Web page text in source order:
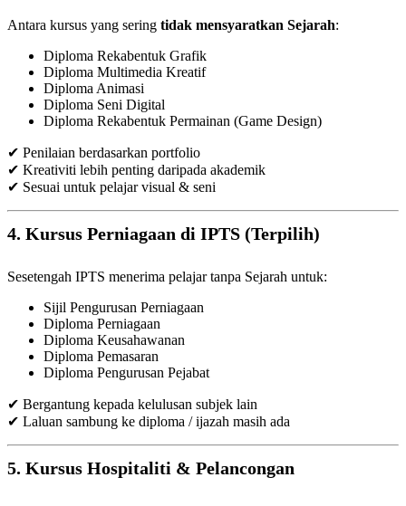
Antara kursus yang sering tidak mensyaratkan Sejarah:
Diploma Rekabentuk Grafik
Diploma Multimedia Kreatif
Diploma Animasi
Diploma Seni Digital
Diploma Rekabentuk Permainan (Game Design)
✔ Penilaian berdasarkan portfolio
✔ Kreativiti lebih penting daripada akademik
✔ Sesuai untuk pelajar visual & seni
4. Kursus Perniagaan di IPTS (Terpilih)
Sesetengah IPTS menerima pelajar tanpa Sejarah untuk:
Sijil Pengurusan Perniagaan
Diploma Perniagaan
Diploma Keusahawanan
Diploma Pemasaran
Diploma Pengurusan Pejabat
✔ Bergantung kepada kelulusan subjek lain
✔ Laluan sambung ke diploma / ijazah masih ada
5. Kursus Hospitaliti & Pelancongan